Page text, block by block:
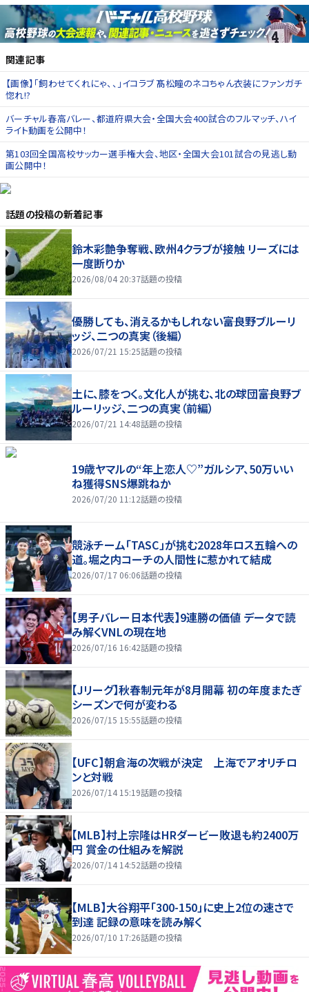
関連記事
【画像】「飼わせてくれにゃ、、」イコラブ 髙松瞳のネコちゃん衣装にファンガチ
惚れ!?
バーチャル春高バレー、都道府県大会・全国大会400試合のフルマッチ、ハイ
ライト動画を公開中！
第103回全国高校サッカー選手権大会、地区・全国大会101試合の見逃し動
画公開中！
話題の投稿の新着記事
鈴木彩艶争奪戦、欧州4クラブが接触 リーズには
一度断りか
2026/08/04 20:37話題の投稿
優勝しても、消えるかもしれない――富良野ブルーリ
ッジ、二つの真実（後編）
2026/07/21 15:25話題の投稿
土に、膝をつく。文化人が挑む、北の球団――富良野ブ
ルーリッジ、二つの真実（前編）
2026/07/21 14:48話題の投稿
19歳ヤマルの“年上恋人♡”ガルシア、50万いい
ね獲得SNS爆跳ねか
2026/07/20 11:12話題の投稿
競泳チーム「TASC」が挑む2028年ロス五輪への
道。堀之内コーチの人間性に惹かれて結成
2026/07/17 06:06話題の投稿
【男子バレー日本代表】9連勝の価値 データで読
み解くVNLの現在地
2026/07/16 16:42話題の投稿
【Jリーグ】秋春制元年が8月開幕 初の年度またぎ
シーズンで何が変わる
2026/07/15 15:55話題の投稿
【UFC】朝倉海の次戦が決定 上海でアオリチロ
ンと対戦
2026/07/14 15:19話題の投稿
【MLB】村上宗隆はHRダービー敗退も約2400万
円 賞金の仕組みを解説
2026/07/14 14:52話題の投稿
【MLB】大谷翔平「300-150」に史上2位の速さで
到達 記録の意味を読み解く
2026/07/10 17:26話題の投稿